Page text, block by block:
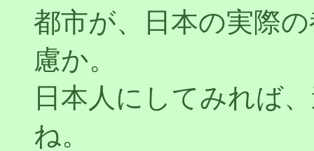
都市が、日本の実際
慮か。
日本人にしてみれば
ね。